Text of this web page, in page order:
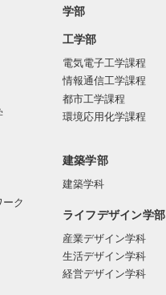
ク
学部
工学部
電気電子工学課程
情報通信工学課程
都市工学課程
環境応用化学課程
建築学部
建築学科
ライフデザイン学部
産業デザイン学科
生活デザイン学科
経営デザイン学科